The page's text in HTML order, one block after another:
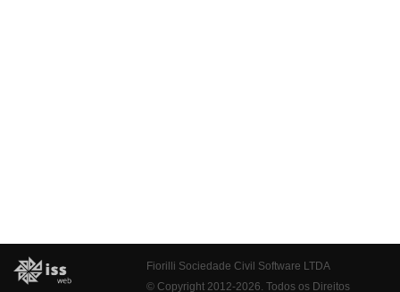
Fiorilli Sociedade Civil Software LTDA
© Copyright 2012-2026. Todos os Direitos